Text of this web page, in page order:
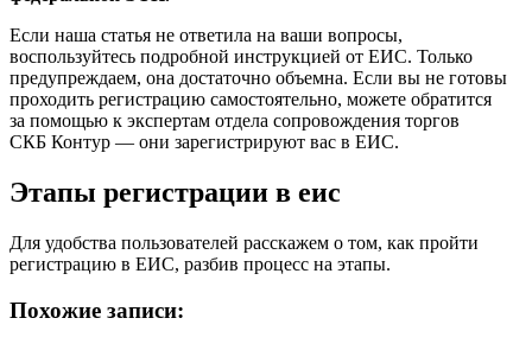
Если наша статья не ответила на ваши вопросы,
воспользуйтесь подробной инструкцией от ЕИС. Только
предупреждаем, она достаточно объемна. Если вы не готовы
проходить регистрацию самостоятельно, можете обратится
за помощью к экспертам отдела сопровождения торгов
СКБ Контур — они зарегистрируют вас в ЕИС.
Этапы регистрации в еис
Для удобства пользователей расскажем о том, как пройти
регистрацию в ЕИС, разбив процесс на этапы.
Похожие записи: